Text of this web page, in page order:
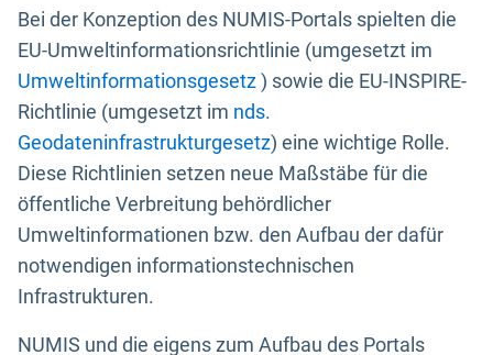
Bei der Konzeption des NUMIS-Portals spielten die
EU-Umweltinformationsrichtlinie (umgesetzt im
Umweltinformationsgesetz) sowie die EU-INSPIRE-
Richtlinie (umgesetzt im nds.
Geodateninfrastrukturgesetz) eine wichtige Rolle.
Diese Richtlinien setzen neue Maßstäbe für die
öffentliche Verbreitung behördlicher
Umweltinformationen bzw. den Aufbau der dafür
notwendigen informationstechnischen
Infrastrukturen.
NUMIS und die eigens zum Aufbau des Portals